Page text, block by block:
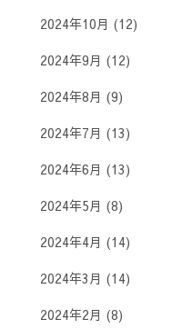
2024年10月 (12)
2024年9月 (12)
2024年8月 (9)
2024年7月 (13)
2024年6月 (13)
2024年5月 (8)
2024年4月 (14)
2024年3月 (14)
2024年2月 (8)